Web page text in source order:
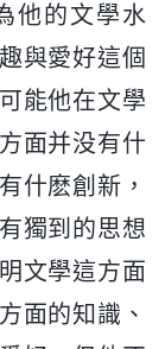
他的文學水
與愛好這個
能他在文學
面并没有什
什麽創新，
獨到的思想
文學這方面
面的知識、